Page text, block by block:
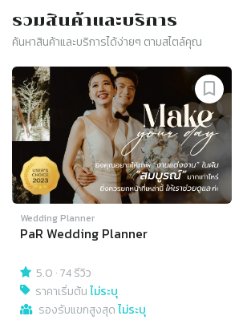
รวมสินค้าและบริการ
ค้นหาสินค้าและบริการได้ง่ายๆ ตามสไตล์คุณ
Slide 1 of 4
Wedding Planner
PaR Wedding Planner
5.0 ·74 รีวิว
ราคาเริ่มต้นไม่ระบุ
รองรับแขกสูงสุดไม่ระบุ